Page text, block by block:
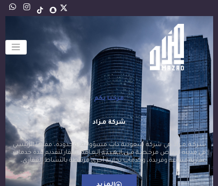
الصفحة الرئيسية
مرحبا بكم
شركة مـزاد
شـركـة مـزاد هي شركة سعودية ذات مسؤولية، محدودة، مقرها الرئيسي
في مدينة الريـاض مرخـصـة مــن الـهـيـئـة الـعـامة للعقار لتقديم عدة خدمات
عقارية متنوعة وفريدة، وخدمات تجارية أخرى مرتبطة بالنشاط العقاري،